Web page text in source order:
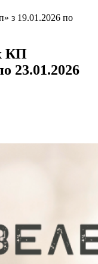
з 19.01.2026 по
КП
23.01.2026